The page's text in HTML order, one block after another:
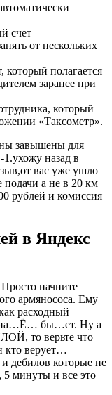
счет
от нескольких
который полагается
заранее при
который
«Таксометр».
завышены для
1.ухожу назад в
вас уже ушло
подачи а не в 20 км
рублей и комиссия
в Яндекс
начните
армянососа. Ему
расходный
на…Ё… бы…ет. Ну а
то верьте что
кто верует…
дебилов которые не
5 минуты и все это